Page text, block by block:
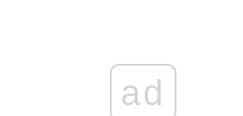
ad